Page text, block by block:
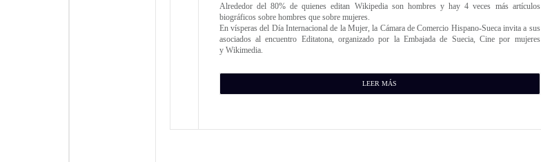
Alrededor del 80% de quienes editan Wikipedia son hombres y hay 4 veces más artículos
biográficos sobre hombres que sobre mujeres.
En vísperas del Día Internacional de la Mujer, la Cámara de Comercio Hispano-Sueca invita a sus
asociados al encuentro Editatona, organizado por la Embajada de Suecia, Cine por mujeres
y Wikimedia.
LEER MÁS